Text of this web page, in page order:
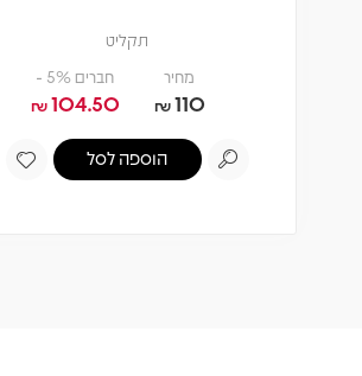
תקליט
מחיר
110
₪
חברים 5% -
104.50
₪
הוספה לסל